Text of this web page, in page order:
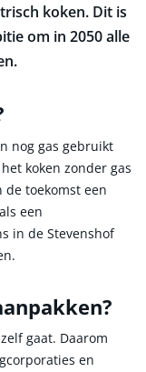
koken. Dit is
om in 2050 alle
nog gas gebruikt
koken zonder gas
toekomst een
een
in de Stevenshof
gaat. Daarom
en